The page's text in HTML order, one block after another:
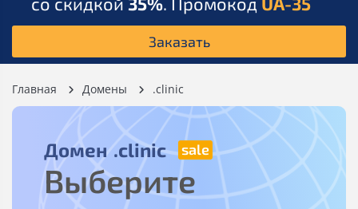
Заказать
Главная Домены .clinic
Домен .clinic
Выберите